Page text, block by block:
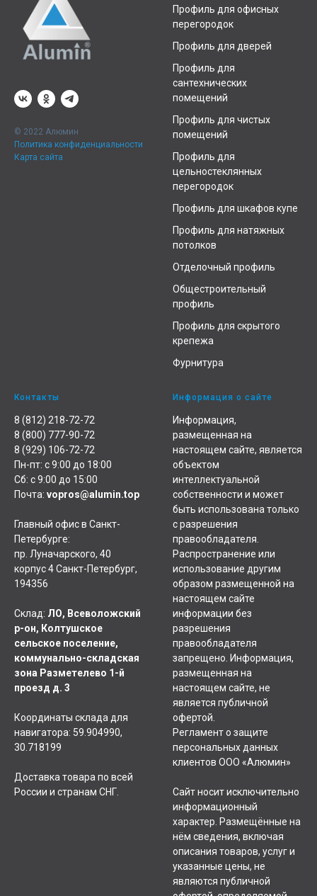
© 2022 Алюмин
Политика конфиденциальности
Карта сайта
Профиль для офисных
перегородок
Профиль для дверей
Профиль для
сантехнических
помещений
Профиль для чистых
помещений
Профиль для
цельностеклянных
перегородок
Профиль для шкафов купе
Профиль для натяжных
потолков
Отделочный профиль
Общестроительный
профиль
Профиль для скрытого
крепежа
Фурнитура
Контакты
8 (812) 218-72-72
8 (800) 777-90-72
8 (929) 106-72-72
Пн-пт: с 9:00 до 18:00
Сб: с 9:00 до 15:00
Почта: vopros@alumin.top
Главный офис в Санкт-
Петербурге:
пр. Луначарского, 40
корпус 4 Санкт-Петербург,
194356
Склад: ЛО, Всеволожский
р-он, Колтушское
сельское поселение,
коммунально-складская
зона Разметелево 1-й
проезд д. 3
Координаты склада для
навигатора: 59.904990,
30.718199
Доставка товара по всей
России и странам СНГ.
Информация о сайте
Информация,
размещенная на
настоящем сайте, является
объектом
интеллектуальной
собственности и может
быть использована только
с разрешения
правообладателя.
Распространение или
использование другим
образом размещенной на
настоящем сайте
информации без
разрешения
правообладателя
запрещено. Информация,
размещенная на
настоящем сайте, не
является публичной
офертой.
Регламент о защите
персональных данных
клиентов ООО «Алюмин»
Сайт носит исключительно
информационный
характер. Размещённые на
нём сведения, включая
описания товаров, услуг и
указанные цены, не
являются публичной